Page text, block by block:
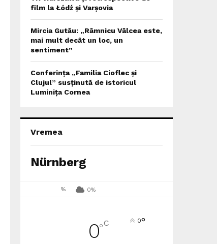
film la Łódź și Varșovia
Mircia Gutău: „Râmnicu Vâlcea este,
mai mult decât un loc, un
sentiment”
Conferința „Familia Cioflec și
Clujul” susținută de istoricul
Luminița Cornea
Vremea
Nürnberg
% 0%
0°C 0°